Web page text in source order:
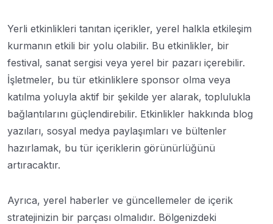
Yerli etkinlikleri tanıtan içerikler, yerel halkla etkileşim
kurmanın etkili bir yolu olabilir. Bu etkinlikler, bir
festival, sanat sergisi veya yerel bir pazarı içerebilir.
İşletmeler, bu tür etkinliklere sponsor olma veya
katılma yoluyla aktif bir şekilde yer alarak, toplulukla
bağlantılarını güçlendirebilir. Etkinlikler hakkında blog
yazıları, sosyal medya paylaşımları ve bültenler
hazırlamak, bu tür içeriklerin görünürlüğünü
artıracaktır.
Ayrıca, yerel haberler ve güncellemeler de içerik
stratejinizin bir parçası olmalıdır. Bölgenizdeki